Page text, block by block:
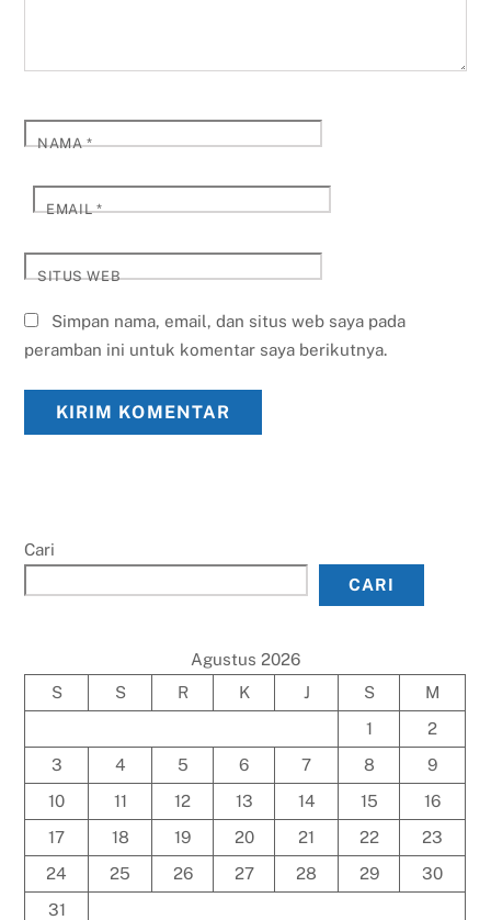
NAMA*
EMAIL*
SITUS WEB
Simpan nama, email, dan situs web saya pada
peramban ini untuk komentar saya berikutnya.
Cari
CARI
Agustus 2026
S
S R K J S
M
1
2
3
4 5 6 7 8
9
10
11 12 13 14 15
16
17
18 19 20 21 22
23
24
25 26 27 28 29
30
31